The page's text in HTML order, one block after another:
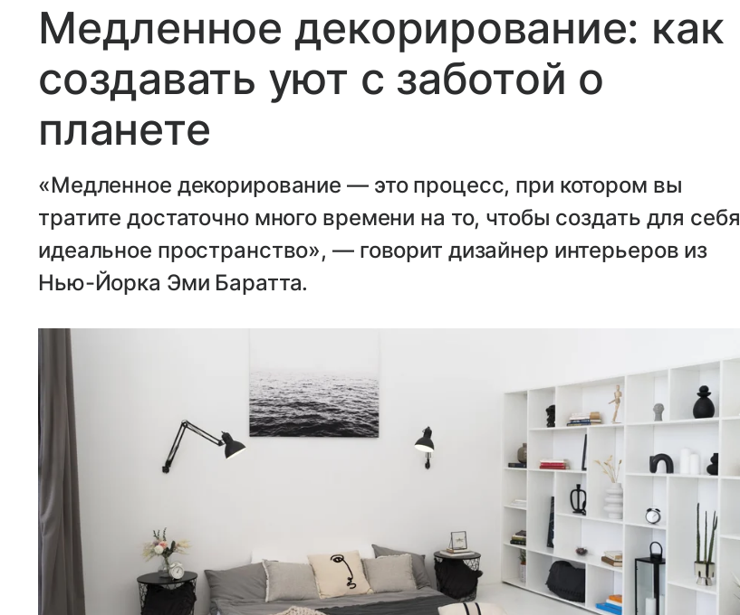
Медленное декорирование: как
создавать уют с заботой о
планете
«Медленное декорирование — это процесс, при котором вы
тратите достаточно много времени на то, чтобы создать для себя
идеальное пространство», — говорит дизайнер интерьеров из
Нью-Йорка Эми Баратта.